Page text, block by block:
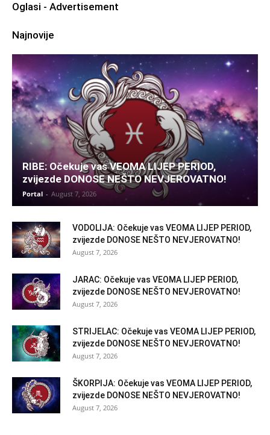
Oglasi - Advertisement
Najnovije
RIBE: Očekuje vas VEOMA LIJEP PERIOD,
zvijezde DONOSE NEŠTO NEVJEROVATNO!
Portal - August 7, 2026
VODOLIJA: Očekuje vas VEOMA LIJEP PERIOD,
zvijezde DONOSE NEŠTO NEVJEROVATNO!
August 7, 2026
JARAC: Očekuje vas VEOMA LIJEP PERIOD,
zvijezde DONOSE NEŠTO NEVJEROVATNO!
August 7, 2026
STRIJELAC: Očekuje vas VEOMA LIJEP PERIOD,
zvijezde DONOSE NEŠTO NEVJEROVATNO!
August 7, 2026
ŠKORPIJA: Očekuje vas VEOMA LIJEP PERIOD,
zvijezde DONOSE NEŠTO NEVJEROVATNO!
August 7, 2026